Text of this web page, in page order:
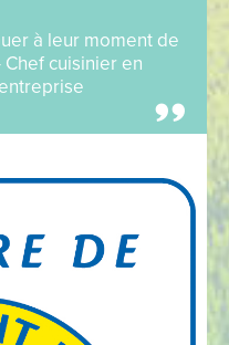
à leur moment de
cuisinier en